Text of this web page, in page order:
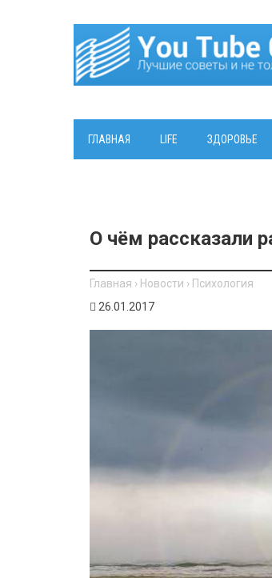
ГЛАВНАЯ LIFE ЗДОРОВЬЕ
О чём рассказали
Главная › Новости › Психология
26.01.2017